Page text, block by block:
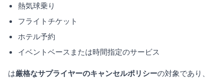
熱気球乗り
フライトチケット
ホテル予約
イベントベースまたは時間指定のサービス
は厳格なサプライヤーのキャンセルポリシーの対象であり、